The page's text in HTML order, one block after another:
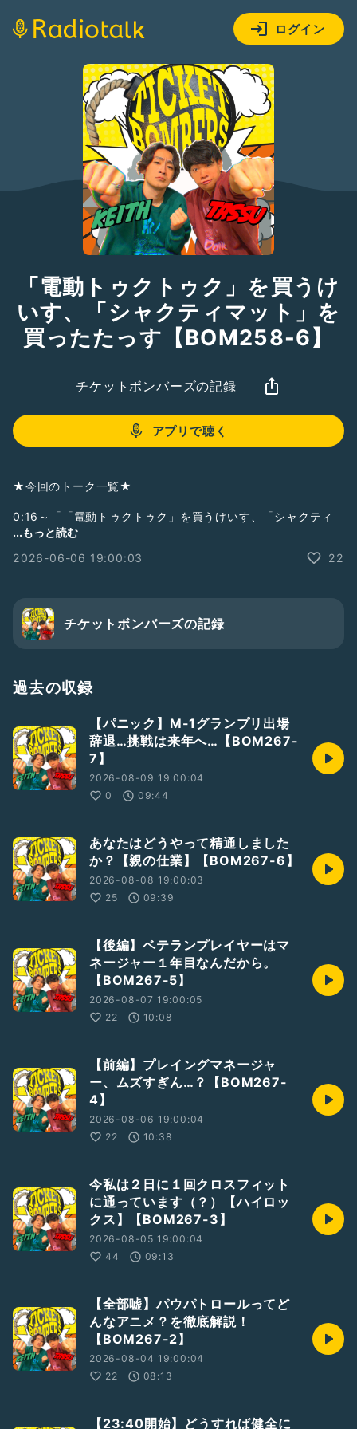
ログイン
「電動トゥクトゥク」を買うけ
いす、「シャクティマット」を
買ったたっす【BOM258-6】
チケットボンバーズの記録
アプリで聴く
★今回のトーク一覧★
0:16～「「電動トゥクトゥク」を買うけいす、「シャクティ
マット」を買ったたっす」
...もっと読む
2026-06-06 19:00:03
22
チケットボンバーズの記録
過去の収録
【パニック】M-1グランプリ出場
辞退…挑戦は来年へ…【BOM267-
7】
2026-08-09 19:00:04
0
09:44
あなたはどうやって精通しました
か？【親の仕業】【BOM267-6】
2026-08-08 19:00:03
25
09:39
【後編】ベテランプレイヤーはマ
ネージャー１年目なんだから。
【BOM267-5】
2026-08-07 19:00:05
22
10:08
【前編】プレイングマネージャ
ー、ムズすぎん…？【BOM267-
4】
2026-08-06 19:00:04
22
10:38
今私は２日に１回クロスフィット
に通っています（？）【ハイロッ
クス】【BOM267-3】
2026-08-05 19:00:04
44
09:13
【全部嘘】パウパトロールってど
んなアニメ？を徹底解説！
【BOM267-2】
2026-08-04 19:00:04
22
08:13
【23:40開始】どうすれば健全に